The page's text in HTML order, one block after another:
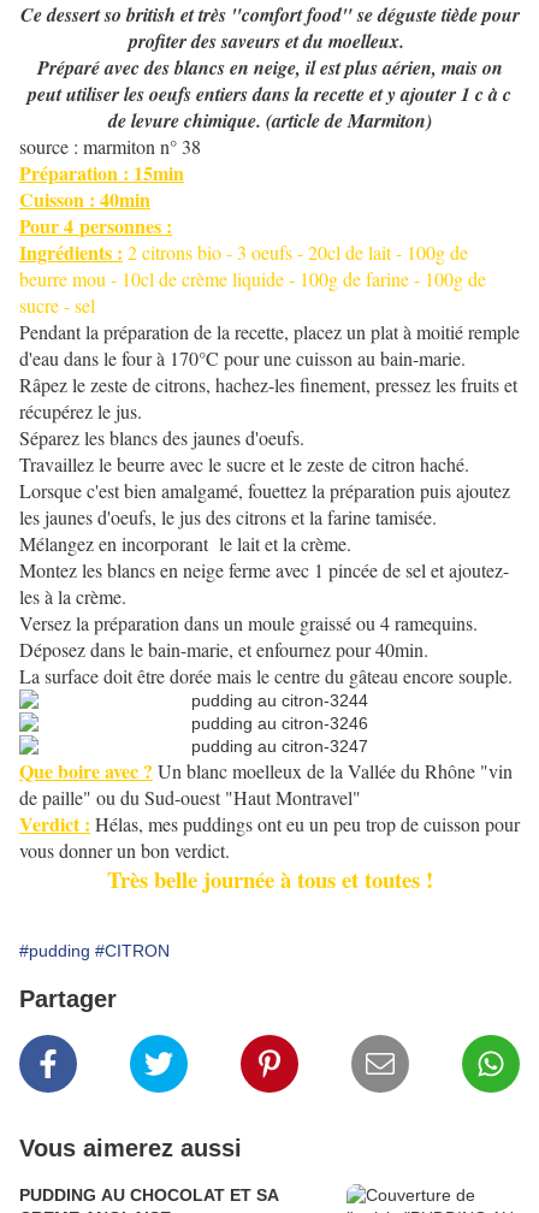
Ce dessert so british et très "comfort food" se déguste tiède pour
profiter des saveurs et du moelleux.
Préparé avec des blancs en neige, il est plus aérien, mais on
peut utiliser les oeufs entiers dans la recette et y ajouter 1 c à c
de levure chimique. (article de Marmiton)
source : marmiton n° 38
Préparation : 15min
Cuisson : 40min
Pour 4 personnes :
Ingrédients : 2 citrons bio - 3 oeufs - 20cl de lait - 100g de
beurre mou - 10cl de crème liquide - 100g de farine - 100g de
sucre - sel
Pendant la préparation de la recette, placez un plat à moitié remple
d'eau dans le four à 170°C pour une cuisson au bain-marie.
Râpez le zeste de citrons, hachez-les finement, pressez les fruits et
récupérez le jus.
Séparez les blancs des jaunes d'oeufs.
Travaillez le beurre avec le sucre et le zeste de citron haché.
Lorsque c'est bien amalgamé, fouettez la préparation puis ajoutez
les jaunes d'oeufs, le jus des citrons et la farine tamisée.
Mélangez en incorporant le lait et la crème.
Montez les blancs en neige ferme avec 1 pincée de sel et ajoutez-
les à la crème.
Versez la préparation dans un moule graissé ou 4 ramequins.
Déposez dans le bain-marie, et enfournez pour 40min.
La surface doit être dorée mais le centre du gâteau encore souple.
Que boire avec ? Un blanc moelleux de la Vallée du Rhône "vin
de paille" ou du Sud-ouest "Haut Montravel"
Verdict : Hélas, mes puddings ont eu un peu trop de cuisson pour
vous donner un bon verdict.
Très belle journée à tous et toutes !
#pudding #CITRON
Partager
Vous aimerez aussi
PUDDING AU CHOCOLAT ET SA